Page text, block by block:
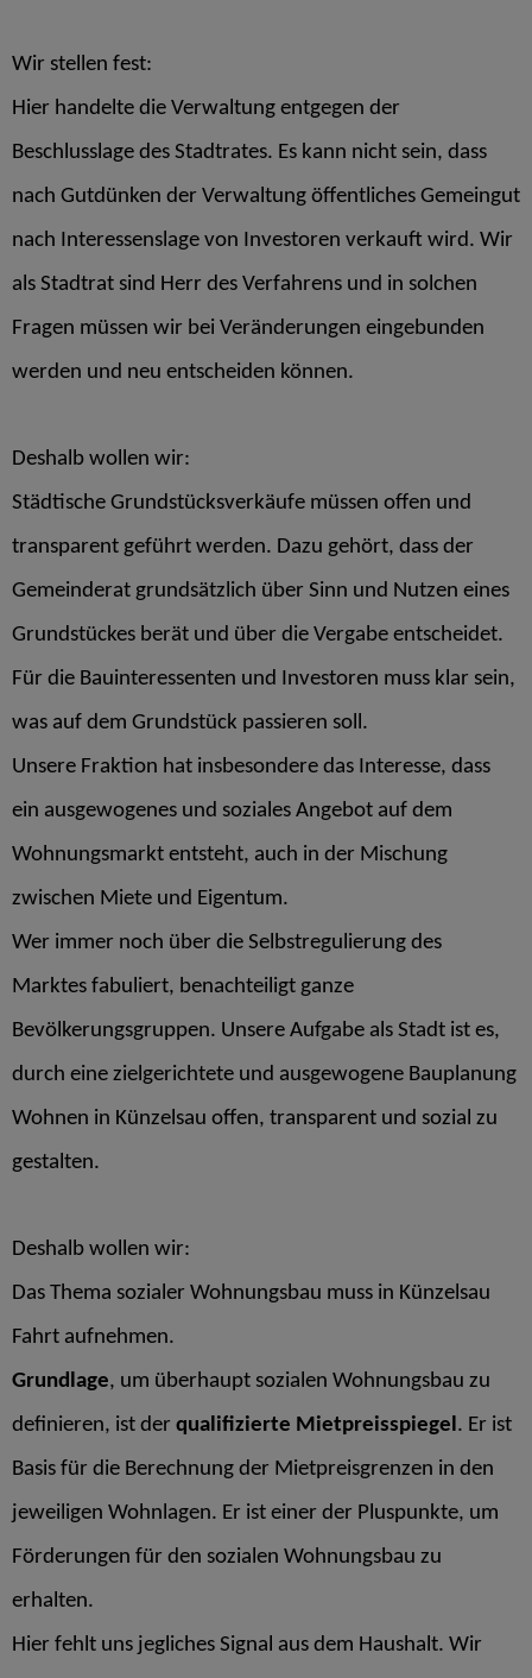
Wir stellen fest:
Hier handelte die Verwaltung entgegen der
Beschlusslage des Stadtrates. Es kann nicht sein, dass
nach Gutdünken der Verwaltung öffentliches Gemeingut
nach Interessenslage von Investoren verkauft wird. Wir
als Stadtrat sind Herr des Verfahrens und in solchen
Fragen müssen wir bei Veränderungen eingebunden
werden und neu entscheiden können.
Deshalb wollen wir:
Städtische Grundstücksverkäufe müssen offen und
transparent geführt werden. Dazu gehört, dass der
Gemeinderat grundsätzlich über Sinn und Nutzen eines
Grundstückes berät und über die Vergabe entscheidet.
Für die Bauinteressenten und Investoren muss klar sein,
was auf dem Grundstück passieren soll.
Unsere Fraktion hat insbesondere das Interesse, dass
ein ausgewogenes und soziales Angebot auf dem
Wohnungsmarkt entsteht, auch in der Mischung
zwischen Miete und Eigentum.
Wer immer noch über die Selbstregulierung des
Marktes fabuliert, benachteiligt ganze
Bevölkerungsgruppen. Unsere Aufgabe als Stadt ist es,
durch eine zielgerichtete und ausgewogene Bauplanung
Wohnen in Künzelsau offen, transparent und sozial zu
gestalten.
Deshalb wollen wir:
Das Thema sozialer Wohnungsbau muss in Künzelsau
Fahrt aufnehmen.
Grundlage, um überhaupt sozialen Wohnungsbau zu
definieren, ist der qualifizierte Mietpreisspiegel. Er ist
Basis für die Berechnung der Mietpreisgrenzen in den
jeweiligen Wohnlagen. Er ist einer der Pluspunkte, um
Förderungen für den sozialen Wohnungsbau zu
erhalten.
Hier fehlt uns jegliches Signal aus dem Haushalt. Wir